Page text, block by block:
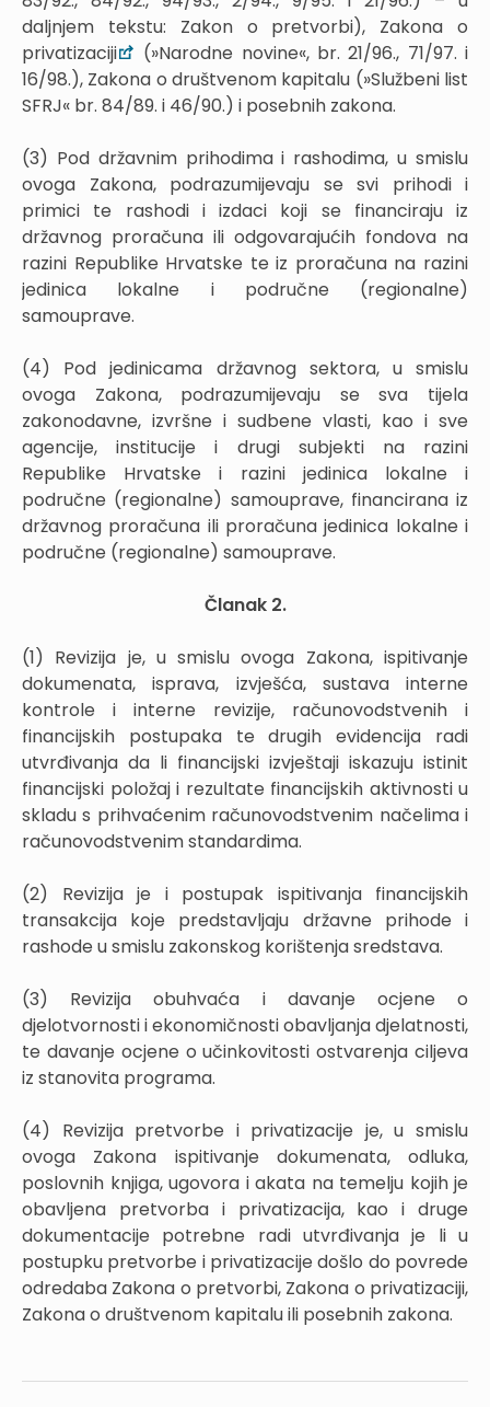
daljnjem tekstu: Zakon o pretvorbi), Zakona o
privatizaciji
(»Narodne novine«, br. 21/96., 71/97. i
16/98.), Zakona o društvenom kapitalu (»Službeni list
SFRJ« br. 84/89. i 46/90.) i posebnih zakona.
(3) Pod državnim prihodima i rashodima, u smislu
ovoga Zakona, podrazumijevaju se svi prihodi i
primici te rashodi i izdaci koji se financiraju iz
državnog proračuna ili odgovarajućih fondova na
razini Republike Hrvatske te iz proračuna na razini
jedinica lokalne i područne (regionalne)
samouprave.
(4) Pod jedinicama državnog sektora, u smislu
ovoga Zakona, podrazumijevaju se sva tijela
zakonodavne, izvršne i sudbene vlasti, kao i sve
agencije, institucije i drugi subjekti na razini
Republike Hrvatske i razini jedinica lokalne i
područne (regionalne) samouprave, financirana iz
državnog proračuna ili proračuna jedinica lokalne i
područne (regionalne) samouprave.
Članak 2.
(1) Revizija je, u smislu ovoga Zakona, ispitivanje
dokumenata, isprava, izvješća, sustava interne
kontrole i interne revizije, računovodstvenih i
financijskih postupaka te drugih evidencija radi
utvrđivanja da li financijski izvještaji iskazuju istinit
financijski položaj i rezultate financijskih aktivnosti u
skladu s prihvaćenim računovodstvenim načelima i
računovodstvenim standardima.
(2) Revizija je i postupak ispitivanja financijskih
transakcija koje predstavljaju državne prihode i
rashode u smislu zakonskog korištenja sredstava.
(3) Revizija obuhvaća i davanje ocjene o
djelotvornosti i ekonomičnosti obavljanja djelatnosti,
te davanje ocjene o učinkovitosti ostvarenja ciljeva
iz stanovita programa.
(4) Revizija pretvorbe i privatizacije je, u smislu
ovoga Zakona ispitivanje dokumenata, odluka,
poslovnih knjiga, ugovora i akata na temelju kojih je
obavljena pretvorba i privatizacija, kao i druge
dokumentacije potrebne radi utvrđivanja je li u
postupku pretvorbe i privatizacije došlo do povrede
odredaba Zakona o pretvorbi, Zakona o privatizaciji,
Zakona o društvenom kapitalu ili posebnih zakona.